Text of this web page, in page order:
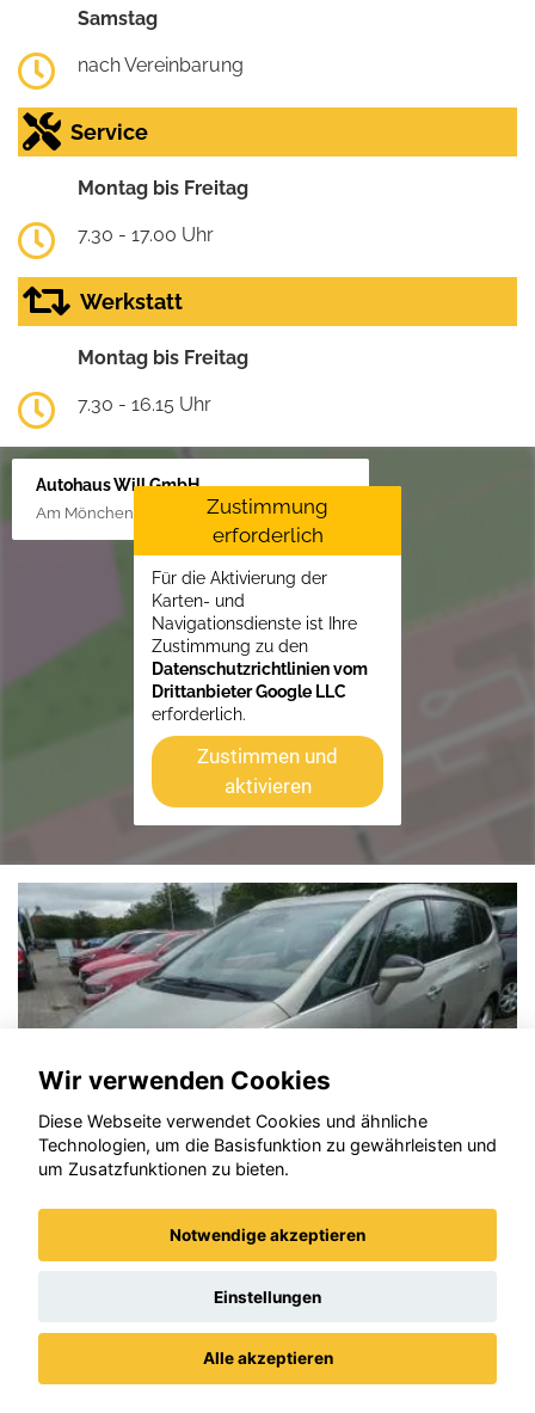
Samstag
nach Vereinbarung
Service
Montag bis Freitag
7.30 - 17.00 Uhr
Werkstatt
Montag bis Freitag
7.30 - 16.15 Uhr
Autohaus Will GmbH
Am Mönchenfelde 18, 38889 Blankenburg
Zustimmung
erforderlich
Für die Aktivierung der
Karten- und
Navigationsdienste ist Ihre
Zustimmung zu den
Datenschutzrichtlinien vom
Drittanbieter Google LLC
erforderlich.
Zustimmen und
aktivieren
Opel Grandland (X)
Wir verwenden Cookies
Diese Webseite verwendet Cookies und ähnliche
Technologien, um die Basisfunktion zu gewährleisten und
um Zusatzfunktionen zu bieten.
Notwendige akzeptieren
Einstellungen
Alle akzeptieren